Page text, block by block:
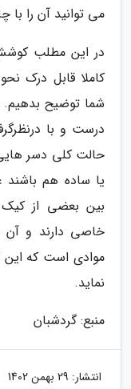
می توانید آن را با
در این مطلب
کاملا قابل درک
شما توضیح بدهیم.
درست و با
حالت کلی دسر
یا ساده هم باشند
بین بعضی از
خاصی دارند و آن
موادی است که
نماید.
منبع: گردشبان
انتشار: 29 بهمن 1402